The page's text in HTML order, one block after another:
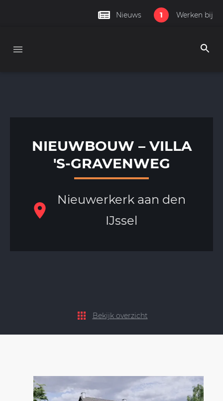
Nieuws 1 Werken bij
NIEUWBOUW – VILLA
'S-GRAVENWEG
Nieuwerkerk aan den
IJssel
Bekijk overzicht